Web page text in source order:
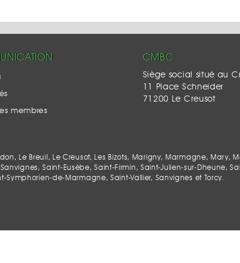
membres
CMBC
Siège social situé au
11 Place Schneider
71200 Le Creusot
Le Breuil, Le Creusot, Les Bizots, Marigny, Marmagne, Mary,
Saint-Eusèbe, Saint-Firmin, Saint-Julien-sur-Dheune,
de-Marmagne, Saint-Vallier, Sanvignes et Torcy.